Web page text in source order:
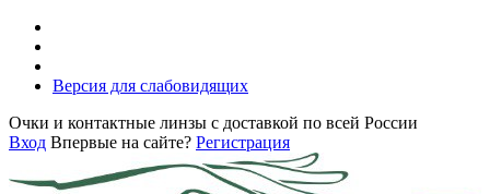
Версия для слабовидящих
Очки и контактные линзы с доставкой по всей России
Вход Впервые на сайте? Регистрация